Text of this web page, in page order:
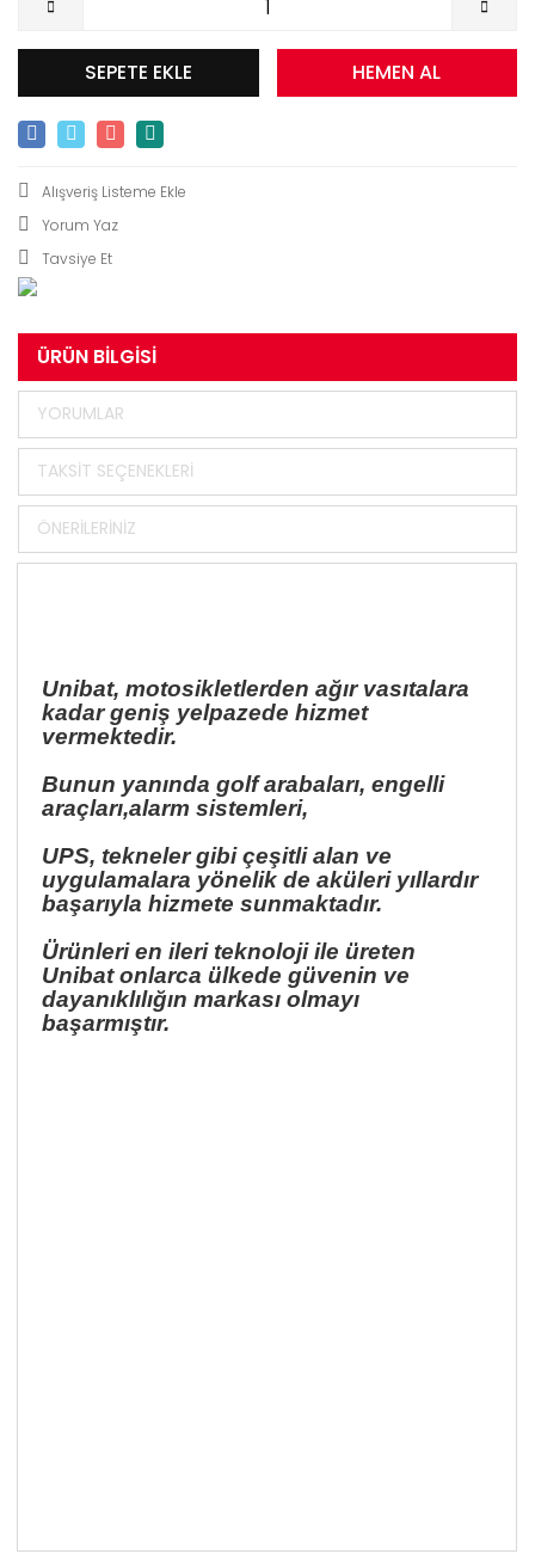
SEPETE EKLE HEMEN AL
Yorum Yaz
Tavsiye Et
ÜRÜN BILGISI
YORUMLAR
TAKSIT SEÇENEKLERI
ÖNERILERINIZ
Unibat, motosikletlerden ağır vasıtalara
kadar geniş yelpazede hizmet
vermektedir.
Bunun yanında golf arabaları, engelli
araçları,alarm sistemleri,
UPS, tekneler gibi çeşitli alan ve
uygulamalara yönelik de aküleri yıllardır
başarıyla hizmete sunmaktadır.
Ürünleri en ileri teknoloji ile üreten
Unibat onlarca ülkede güvenin ve
dayanıklılığın markası olmayı
başarmıştır.